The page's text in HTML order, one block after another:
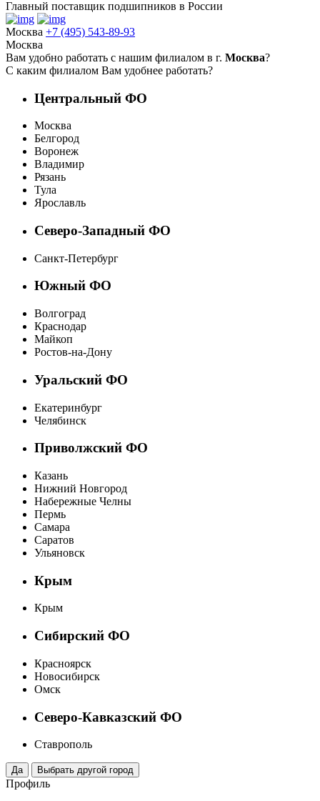
Главный поставщик подшипников в России
Москва +7 (495) 543-89-93
Москва
Вам удобно работать с нашим филиалом в г. Москва?
С каким филиалом Вам удобнее работать?
Центральный ФО
Москва
Белгород
Воронеж
Владимир
Рязань
Тула
Ярославль
Северо-Западный ФО
Санкт-Петербург
Южный ФО
Волгоград
Краснодар
Майкоп
Ростов-на-Дону
Уральский ФО
Екатеринбург
Челябинск
Приволжский ФО
Казань
Нижний Новгород
Набережные Челны
Пермь
Самара
Саратов
Ульяновск
Крым
Крым
Сибирский ФО
Красноярск
Новосибирск
Омск
Северо-Кавказский ФО
Ставрополь
Профиль